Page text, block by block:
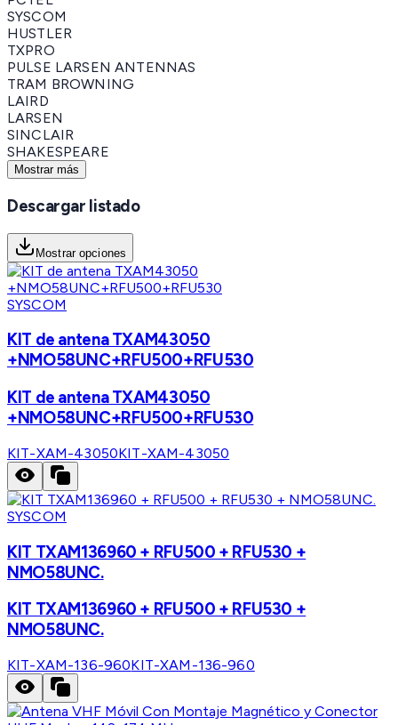
SYSCOM
HUSTLER
TXPRO
PULSE LARSEN ANTENNAS
TRAM BROWNING
LAIRD
LARSEN
SINCLAIR
SHAKESPEARE
Mostrar más
Descargar listado
Mostrar opciones
SYSCOM
KIT de antena TXAM43050
+NMO58UNC+RFU500+RFU530
KIT de antena TXAM43050
+NMO58UNC+RFU500+RFU530
KIT-XAM-43050KIT-XAM-43050
SYSCOM
KIT TXAM136960 + RFU500 + RFU530 +
NMO58UNC.
KIT TXAM136960 + RFU500 + RFU530 +
NMO58UNC.
KIT-XAM-136-960KIT-XAM-136-960